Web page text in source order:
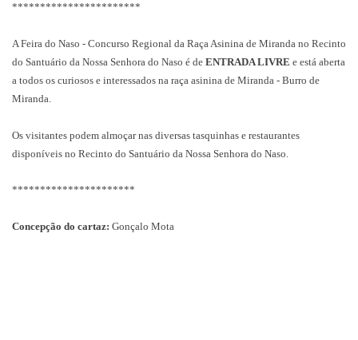
***********************
A Feira do Naso - Concurso Regional da Raça Asinina de Miranda no Recinto
do Santuário da Nossa Senhora do Naso é de ENTRADA LIVRE e está aberta
a todos os curiosos e interessados na raça asinina de Miranda - Burro de
Miranda.
Os visitantes podem almoçar nas diversas tasquinhas e restaurantes
disponíveis no Recinto do Santuário da Nossa Senhora do Naso.
**********************
Concepção do cartaz: Gonçalo Mota